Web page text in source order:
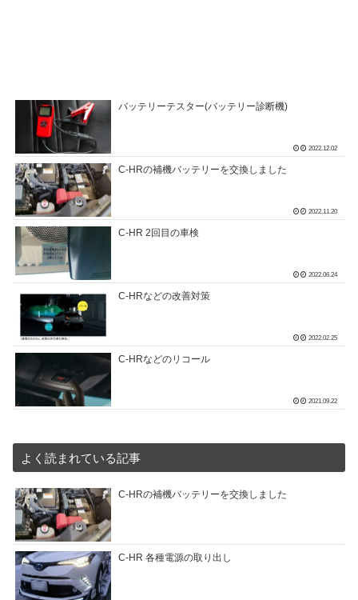
バッテリーテスター(バッテリー診断機)
2022.12.02
C-HRの補機バッテリーを交換しました
2022.11.20
C-HR 2回目の車検
2022.06.24
C-HRなどの改善対策
2022.02.25
C-HRなどのリコール
2021.09.22
よく読まれている記事
C-HRの補機バッテリーを交換しました
C-HR 各種電源の取り出し